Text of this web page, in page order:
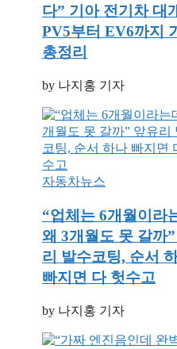
다” 기아 전기차 대
PV5부터 EV6까지
총정리
by 나지홍 기자
자동차뉴스
“업체는 6개월이라
왜 3개월도 못 갈까
리 발수코팅, 순서
빠지면 다 헛수고
by 나지홍 기자